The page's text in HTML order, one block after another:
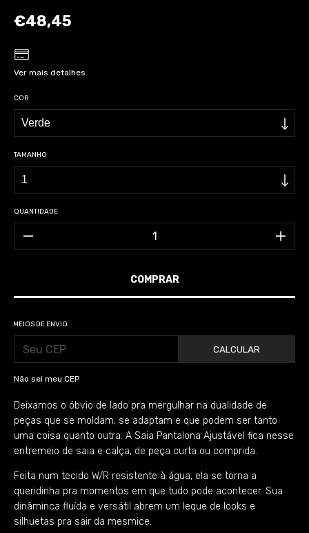
€48,45
Ver mais detalhes
COR
TAMANHO
QUANTIDADE
MEIOS DE ENVIO
CALCULAR
Não sei meu CEP
Deixamos o óbvio de lado pra mergulhar na dualidade de
peças que se moldam, se adaptam e que podem ser tanto
uma coisa quanto outra. A Saia Pantalona Ajustável fica nesse
entremeio de saia e calça, de peça curta ou comprida.
Feita num tecido W/R resistente à água, ela se torna a
queridinha pra momentos em que tudo pode acontecer. Sua
dinâminca fluída e versátil abrem um leque de looks e
silhuetas pra sair da mesmice.